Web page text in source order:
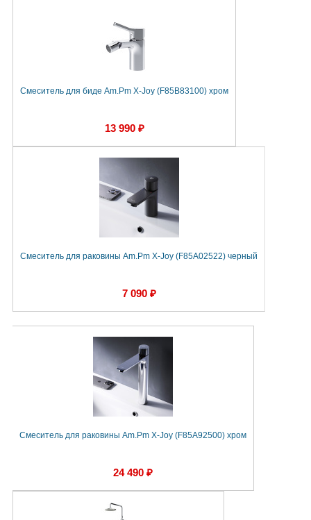
Смеситель для биде Am.Pm X-Joy (F85B83100) хром
13 990 ₽
Смеситель для раковины Am.Pm X-Joy (F85A02522) черный
7 090 ₽
Смеситель для раковины Am.Pm X-Joy (F85A92500) хром
24 490 ₽